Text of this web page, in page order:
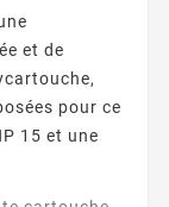
et de
pour ce
15 et une